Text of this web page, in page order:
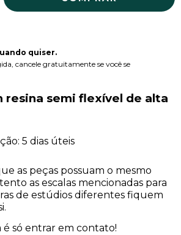
quiser.
cancele gratuitamente se você se
resina semi flexível de alta
5 dias úteis
as peças possuam o mesmo
as escalas mencionadas para
de estúdios diferentes fiquem
só entrar em contato!